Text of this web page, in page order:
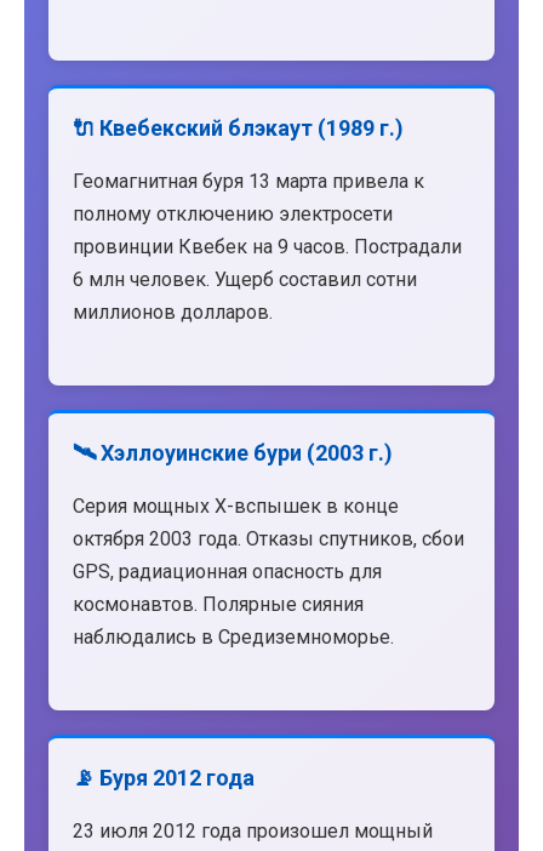
🔌 Квебекский блэкаут (1989 г.)
Геомагнитная буря 13 марта привела к
полному отключению электросети
провинции Квебек на 9 часов. Пострадали
6 млн человек. Ущерб составил сотни
миллионов долларов.
🛰️ Хэллоуинские бури (2003 г.)
Серия мощных X-вспышек в конце
октября 2003 года. Отказы спутников, сбои
GPS, радиационная опасность для
космонавтов. Полярные сияния
наблюдались в Средиземноморье.
📡 Буря 2012 года
23 июля 2012 года произошел мощный